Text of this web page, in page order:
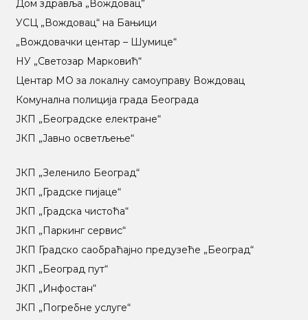
Дом здравља „Вождовац”
УСЦ „Вождовац“ на Бањици
„Вождовачки центар – Шумице“
НУ „Светозар Марковић“
Центар МO за локалну самоуправу Вождовац
Комунална полиција града Београда
ЈКП „Београдске електране“
ЈКП „Јавно осветљење“
ЈКП „Зеленило Београд“
ЈКП „Градске пијаце“
ЈКП „Градска чистоћа“
ЈКП „Паркинг сервис“
ЈКП Градско саобраћајно предузеће „Београд“
ЈКП „Београд пут“
ЈКП „Инфостан“
ЈКП „Погребне услуге“